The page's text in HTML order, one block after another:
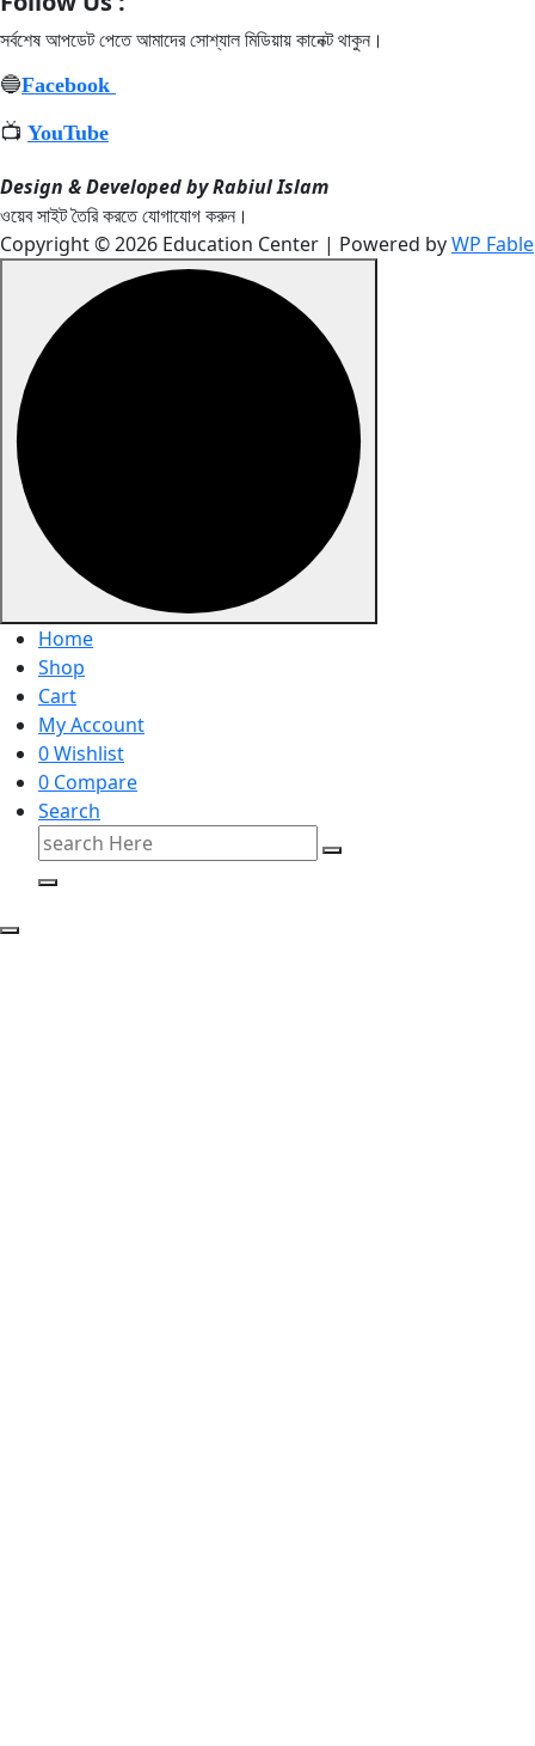
সর্বশেষ আপডেট পেতে আমাদের সোশ্যাল মিডিয়ায় কানেক্ট থাকুন ।
🔵Facebook
📺 YouTube
Design & Developed by Rabiul Islam
ওয়েব সাইট তৈরি করতে যোগাযোগ করুন।
Copyright © 2026 Education Center | Powered byWP Fable
Home
Shop
Cart
My Account
0Wishlist
0 Compare
Search
Search
for: